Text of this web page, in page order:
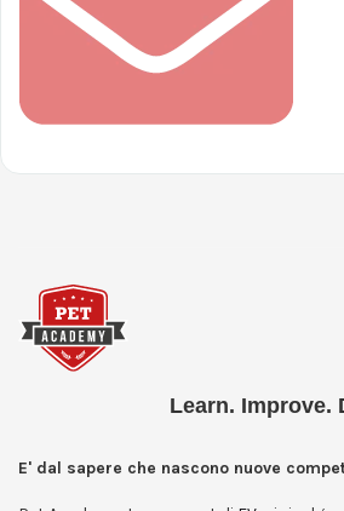
Learn. Improve.
E' dal sapere che nascono nuove